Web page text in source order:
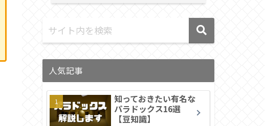
人気記事
知っておきたい有名な
パラドックス16選
【豆知識】